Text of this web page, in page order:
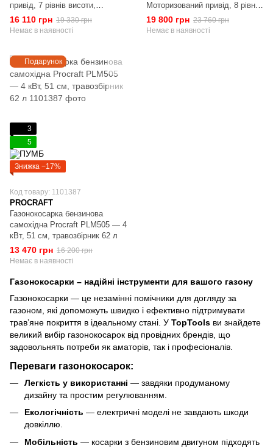
привід, 7 рівнів висоти,
Додатковий ніж (501 мм), мішок
60 л.)
16 110 грн 19 330 грн
Немає в наявності
Моторизований привід, 8 рівнів
висоти, Додатковий ніж (501
мм), мішок 62 л.)
19 800 грн 23 760 грн
Немає в наявності
Подарунок
3
5
Знижка −17%
Код товару: 1101387
PROCRAFT
Газонокосарка бензинова
самохідна Procraft PLM505 — 4
кВт, 51 см, травозбірник 62 л
13 470 грн 16 200 грн
Немає в наявності
Газонокосарки – надійні інструменти для вашого газону
Газонокосарки — це незамінні помічники для догляду за
газоном, які допоможуть швидко і ефективно підтримувати
трав’яне покриття в ідеальному стані. У TopTools ви знайдете
великий вибір газонокосарок від провідних брендів, що
задовольнять потреби як аматорів, так і професіоналів.
Переваги газонокосарок:
Легкість у використанні — завдяки продуманому
дизайну та простим регулюванням.
Екологічність — електричні моделі не завдають шкоди
довкіллю.
Мобільність — косарки з бензиновим двигуном підходять